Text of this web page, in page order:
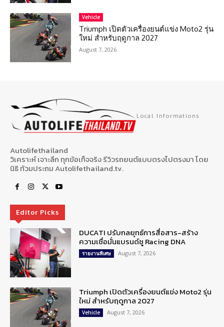
Vehicle
Triumph เปิดตัวเครื่องยนต์แข่ง Moto2 รุ่น
ใหม่ สำหรับฤดูกาล 2027
August 7, 2026
Local Informations
Autolifethailand
วิเคราะห์ เจาะลึก ทุกข้อเท็จจริง รีวิวรถยนต์แบบตรงไปตรงมา โดย
นิธิ ท้วมประถม Autolifethailand.tv.
Editor Picks
DUCATI ปรับกลยุทธ์การสื่อสาร-สร้าง
ความเชื่อมั่นแบรนด์ชู Racing DNA
รายงานพิเศษ August 7, 2026
Triumph เปิดตัวเครื่องยนต์แข่ง Moto2 รุ่น
ใหม่ สำหรับฤดูกาล 2027
Vehicle August 7, 2026